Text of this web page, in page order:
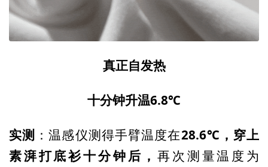
真正自发热
十分钟升温6.8℃
实测 ：温感仪测得手臂温度在28.6℃， 穿上
素湃打底衫十分钟后，再次测量温度为